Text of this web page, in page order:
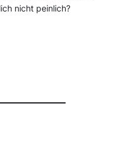
nicht peinlich?